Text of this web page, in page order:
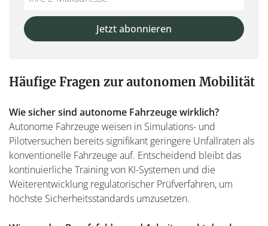
fill
this
Mailadresse:
Jetzt abonnieren
Häufige Fragen zur autonomen Mobilität
Wie sicher sind autonome Fahrzeuge wirklich?
Autonome Fahrzeuge weisen in Simulations- und
Pilotversuchen bereits signifikant geringere Unfallraten als
konventionelle Fahrzeuge auf. Entscheidend bleibt das
kontinuierliche Training von KI-Systemen und die
Weiterentwicklung regulatorischer Prüfverfahren, um
höchste Sicherheitsstandards umzusetzen.